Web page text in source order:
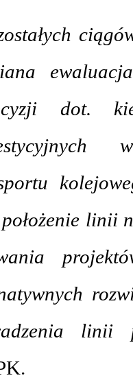
dot.
linii